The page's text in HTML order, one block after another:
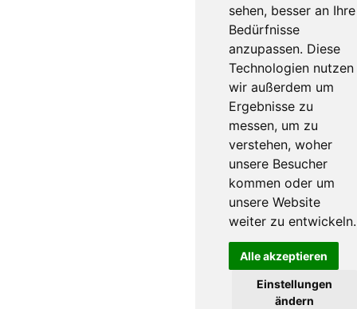
sehen, besser an Ihre
Bedürfnisse
anzupassen. Diese
Technologien nutzen
wir außerdem um
Ergebnisse zu
messen, um zu
verstehen, woher
unsere Besucher
kommen oder um
unsere Website
weiter zu entwickeln.
Alle akzeptieren
Einstellungen
ändern